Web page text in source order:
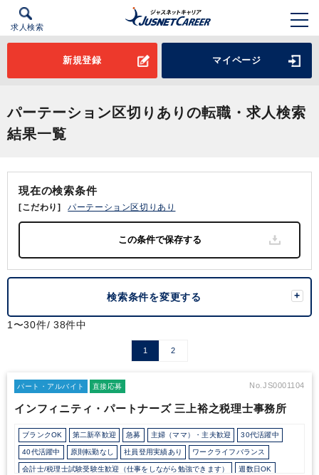
求人検索
新規登録 マイページ
パーテーション区切りありの転職・求人検索
結果一覧
1 2
パート・アルバイト 直接応募 No.JS0001104
インフィニティ・パートナーズ 三上裕之税理士事務所
ブランクOK 第二新卒歓迎 急募 主婦（ママ）・主夫歓迎 30代活躍中
40代活躍中 原則転勤なし 社員登用実績あり ワークライフバランス
会計士/税理士試験受験生歓迎（仕事をしながら勉強できます） 週数日OK
現在の検索条件
[こだわり] パーテーション区切りあり
検索条件を変更する
1〜30件/ 38件中